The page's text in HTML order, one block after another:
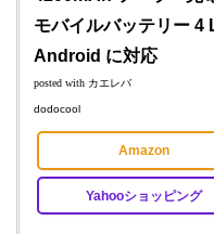
モバイルバッテリー 4
Android に対応
posted with カエレバ
dodocool
Amazon
Yahooショッピング